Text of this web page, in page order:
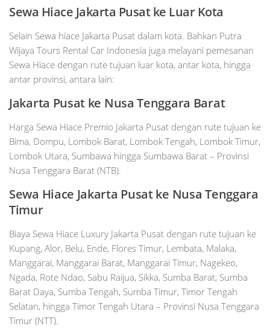
Sewa Hiace Jakarta Pusat ke Luar Kota
Selain Sewa hiace Jakarta Pusat dalam kota. Bahkan Putra
Wijaya Tours Rental Car Indonesia juga melayani pemesanan
Sewa Hiace dengan rute tujuan luar kota, antar kota, hingga
antar provinsi, antara lain:
Jakarta Pusat ke Nusa Tenggara Barat
Harga Sewa Hiace Premio Jakarta Pusat dengan rute tujuan ke
Bima, Dompu, Lombok Barat, Lombok Tengah, Lombok Timur,
Lombok Utara, Sumbawa hingga Sumbawa Barat – Provinsi
Nusa Tenggara Barat (NTB).
Sewa Hiace Jakarta Pusat ke Nusa Tenggara
Timur
Biaya Sewa Hiace Luxury Jakarta Pusat dengan rute tujuan ke
Kupang, Alor, Belu, Ende, Flores Timur, Lembata, Malaka,
Manggarai, Manggarai Barat, Manggarai Timur, Nagekeo,
Ngada, Rote Ndao, Sabu Raijua, Sikka, Sumba Barat, Sumba
Barat Daya, Sumba Tengah, Sumba Timur, Timor Tengah
Selatan, hingga Timor Tengah Utara – Provinsi Nusa Tenggara
Timur (NTT).